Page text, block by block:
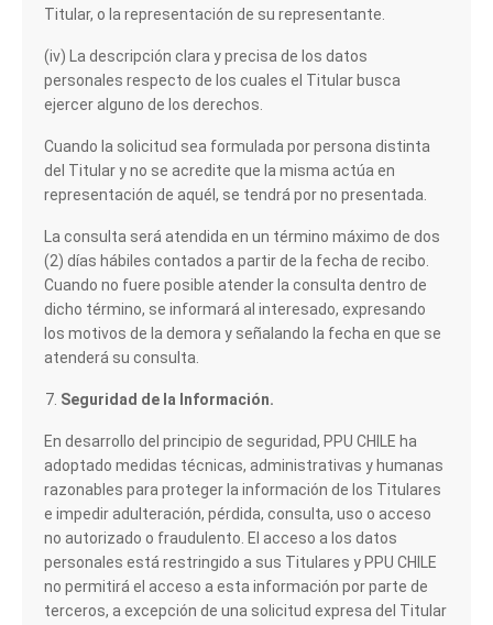
Titular, o la representación de su representante.
(iv) La descripción clara y precisa de los datos
personales respecto de los cuales el Titular busca
ejercer alguno de los derechos.
Cuando la solicitud sea formulada por persona distinta
del Titular y no se acredite que la misma actúa en
representación de aquél, se tendrá por no presentada.
La consulta será atendida en un término máximo de dos
(2) días hábiles contados a partir de la fecha de recibo.
Cuando no fuere posible atender la consulta dentro de
dicho término, se informará al interesado, expresando
los motivos de la demora y señalando la fecha en que se
atenderá su consulta.
Seguridad de la Información.
En desarrollo del principio de seguridad, PPU CHILE ha
adoptado medidas técnicas, administrativas y humanas
razonables para proteger la información de los Titulares
e impedir adulteración, pérdida, consulta, uso o acceso
no autorizado o fraudulento. El acceso a los datos
personales está restringido a sus Titulares y PPU CHILE
no permitirá el acceso a esta información por parte de
terceros, a excepción de una solicitud expresa del Titular